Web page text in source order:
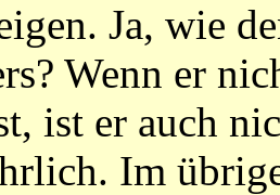
Ja, wie
Wenn er
ist er auch
Im